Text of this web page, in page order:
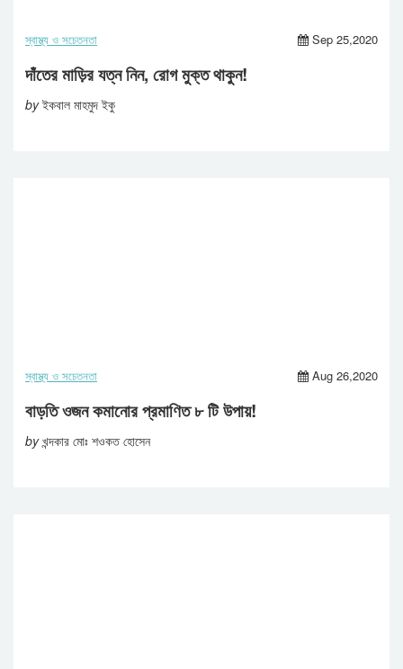
স্বাস্থ্য ও সচেতনতা Sep 25,2020
দাঁতের মাড়ির যত্ন নিন, রোগ মুক্ত থাকুন!
byইকবাল মাহমুদ ইকু
স্বাস্থ্য ও সচেতনতা Aug 26,2020
বাড়তি ওজন কমানোর প্রমাণিত ৮ টি উপায়!
byখন্দকার মোঃ শওকত হোসেন